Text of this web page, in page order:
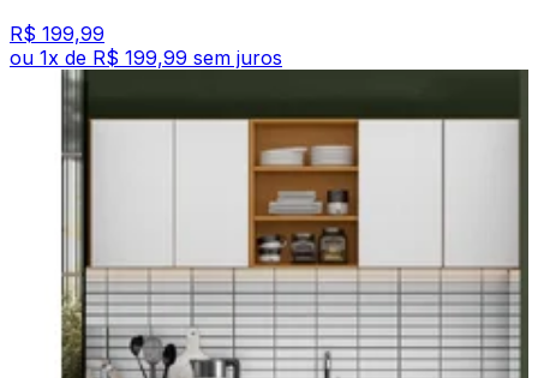
R$ 199,99
ou 1x de R$ 199,99 sem juros